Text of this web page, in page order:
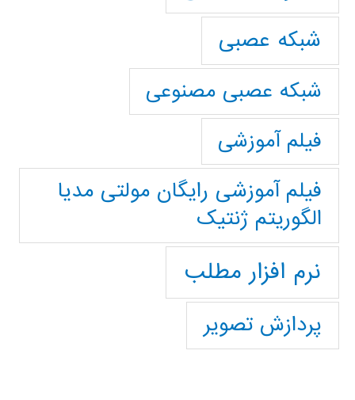
شبکه عصبی
شبکه عصبی مصنوعی
فیلم آموزشی
فیلم آموزشی رایگان مولتی مدیا
الگوریتم ژنتیک
نرم افزار مطلب
پردازش تصویر